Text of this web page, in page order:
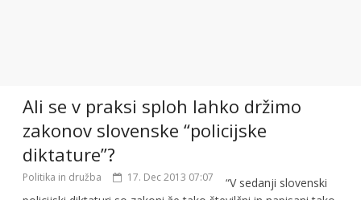
Ali se v praksi sploh lahko držimo
zakonov slovenske “policijske
diktature”?
Politika in družba 17. Dec 2013 07:07
“V sedanji slovenski